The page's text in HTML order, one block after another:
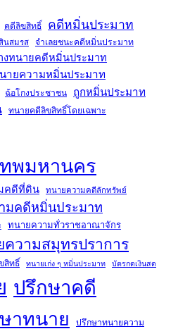
คดีลิขสิทธิ์ คดีหมิ่นประมาท
นสมรส จำเลยชนะคดีหมิ่นประมาท
งทนายคดีหมิ่นประมาท
ายความหมิ่นประมาท
ฉ้อโกงประชาชน ถูกหมิ่นประมาท
ทนายคดีลิขสิทธิ์โดยเฉพาะ
พมหานคร
คดีที่ดิน ทนายความคดีลักทรัพย์
มคดีหมิ่นประมาท
ทนายความทั่วราชอาณาจักร
ความสมุทรปราการ
สิทธิ์ ทนายเก่ง ๆ หมิ่นประมาท บัตรกดเงินสด
ปรึกษาคดี
าทนาย ปรึกษาทนายความ